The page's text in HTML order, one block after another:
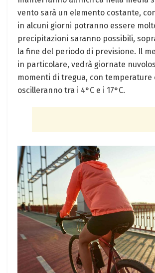
vento sarà un elemento costante,
in alcuni giorni potranno essere
precipitazioni saranno possibili,
la fine del periodo di previsione. Il
in particolare, vedrà giornate
momenti di tregua, con temperature
oscilleranno tra i 4°C e i 17°C.